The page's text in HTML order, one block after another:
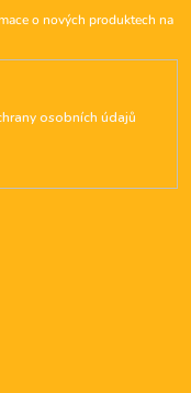
o nových produktech na
osobních údajů